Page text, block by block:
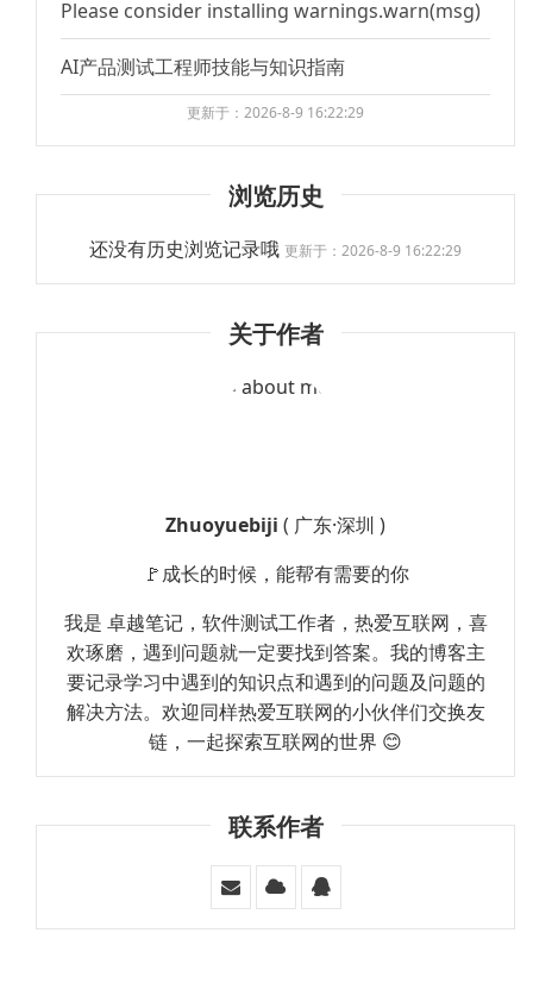
Please consider installing warnings.warn(msg)
AI产品测试工程师技能与知识指南
更新于：2026-8-9 16:22:29
浏览历史
还没有历史浏览记录哦 更新于：2026-8-9 16:22:29
关于作者
Zhuoyuebiji ( 广东·深圳 )
🚩成长的时候，能帮有需要的你
我是 卓越笔记，软件测试工作者，热爱互联网，喜
欢琢磨，遇到问题就一定要找到答案。我的博客主
要记录学习中遇到的知识点和遇到的问题及问题的
解决方法。欢迎同样热爱互联网的小伙伴们交换友
链，一起探索互联网的世界 😊
联系作者